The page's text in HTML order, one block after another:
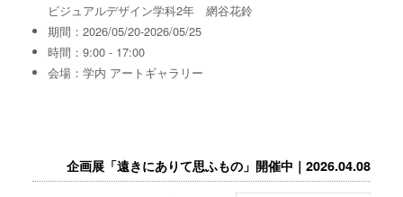
ビジュアルデザイン学科2年 網谷花鈴
期間：2026/05/20-2026/05/25
時間：9:00 - 17:00
会場：学内 アートギャラリー
企画展「遠きにありて思ふもの」開催中｜2026.04.08